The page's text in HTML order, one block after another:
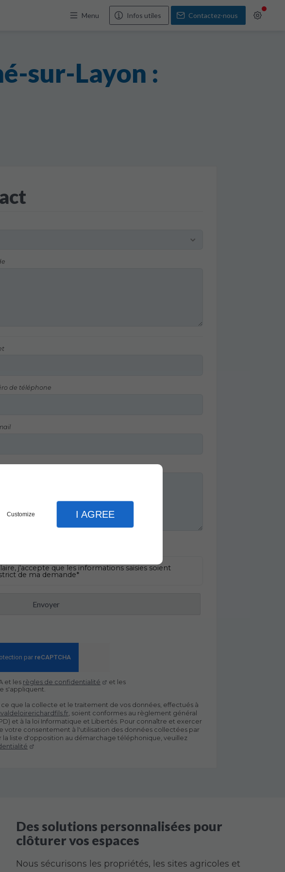
Customize I AGREE
Menu Infos utiles Contactez-nous
sur-Layon :
de téléphone
j'accepte que les informations saisies soient
de ma demande*
Envoyer
et les règles de confidentialité
et les
s'appliquent.
que la collecte et le traitement de vos données, effectués à
, soient conformes au règlement général
et à la loi Informatique et Libertés. Pour connaître et exercer
votre consentement à l'utilisation des données collectées par
la liste d'opposition au démarchage téléphonique, veuillez
Des solutions personnalisées pour
clôturer vos espaces
Nous sécurisons les propriétés, les sites agricoles et